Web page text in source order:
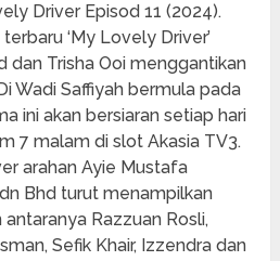
Driver Episod 11 (2024).
‘My Lovely Driver’
dan Trisha Ooi menggantikan
Wadi Saffiyah bermula pada
ini akan bersiaran setiap hari
7 malam di slot Akasia TV3.
arahan Ayie Mustafa
Bhd turut menampilkan
Razzuan Rosli,
Sefik Khair, Izzendra dan